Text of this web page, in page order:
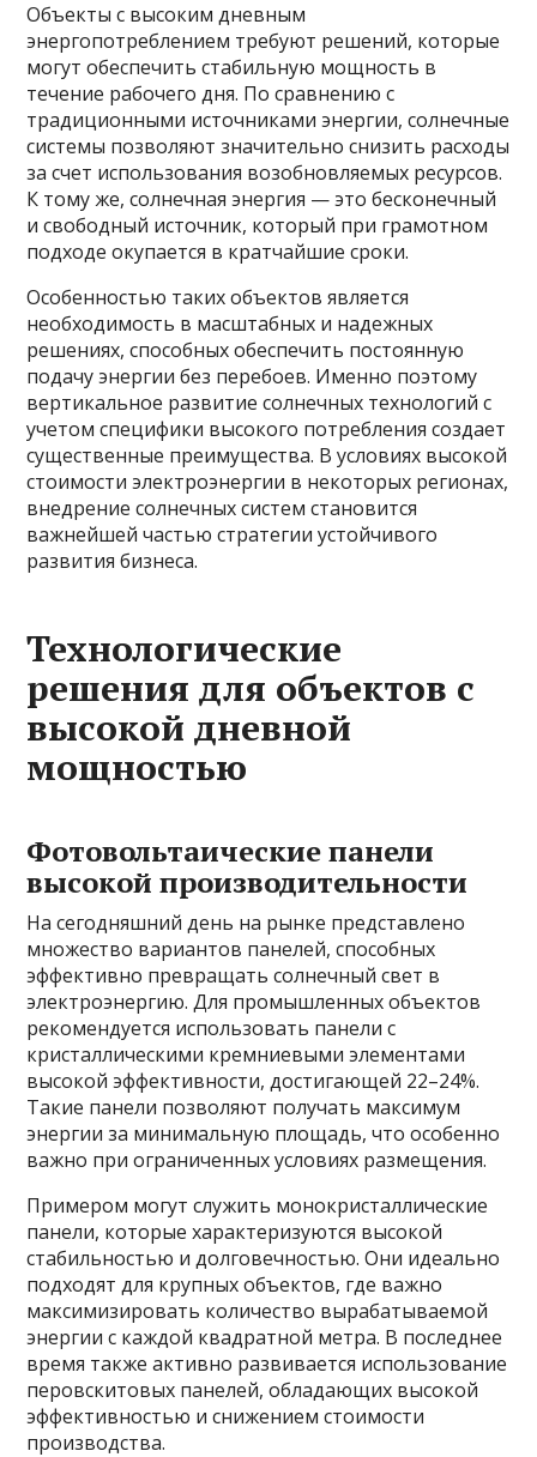
Объекты с высоким дневным
энергопотреблением требуют решений, которые
могут обеспечить стабильную мощность в
течение рабочего дня. По сравнению с
традиционными источниками энергии, солнечные
системы позволяют значительно снизить расходы
за счет использования возобновляемых ресурсов.
К тому же, солнечная энергия — это бесконечный
и свободный источник, который при грамотном
подходе окупается в кратчайшие сроки.
Особенностью таких объектов является
необходимость в масштабных и надежных
решениях, способных обеспечить постоянную
подачу энергии без перебоев. Именно поэтому
вертикальное развитие солнечных технологий с
учетом специфики высокого потребления создает
существенные преимущества. В условиях высокой
стоимости электроэнергии в некоторых регионах,
внедрение солнечных систем становится
важнейшей частью стратегии устойчивого
развития бизнеса.
Технологические
решения для объектов с
высокой дневной
мощностью
Фотовольтаические панели
высокой производительности
На сегодняшний день на рынке представлено
множество вариантов панелей, способных
эффективно превращать солнечный свет в
электроэнергию. Для промышленных объектов
рекомендуется использовать панели с
кристаллическими кремниевыми элементами
высокой эффективности, достигающей 22–24%.
Такие панели позволяют получать максимум
энергии за минимальную площадь, что особенно
важно при ограниченных условиях размещения.
Примером могут служить монокристаллические
панели, которые характеризуются высокой
стабильностью и долговечностью. Они идеально
подходят для крупных объектов, где важно
максимизировать количество вырабатываемой
энергии с каждой квадратной метра. В последнее
время также активно развивается использование
перовскитовых панелей, обладающих высокой
эффективностью и снижением стоимости
производства.